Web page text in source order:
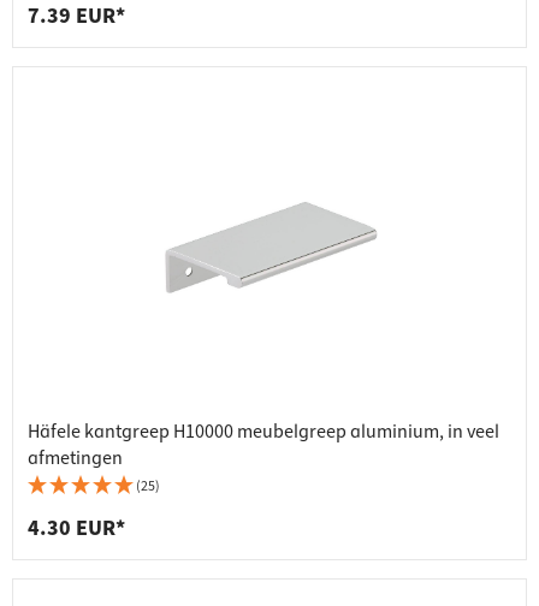
7.39 EUR*
Häfele kantgreep H10000 meubelgreep aluminium, in veel
afmetingen
(25)
4.30 EUR*